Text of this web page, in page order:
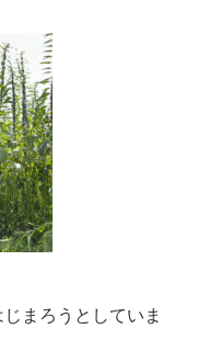
まろうとしていま